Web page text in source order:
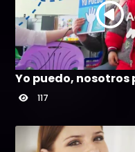
Yo puedo, nosotros
117